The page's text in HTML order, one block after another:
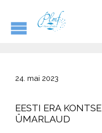
24. mai 2023
EESTI ERA
ÜMARLAUD